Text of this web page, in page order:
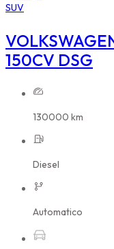
SUV
150CV DSG
130000 km
Diesel
Automatico